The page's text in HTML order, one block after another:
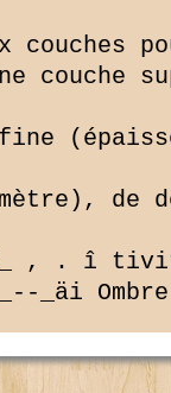
couches
couche
de
, . î
_äi